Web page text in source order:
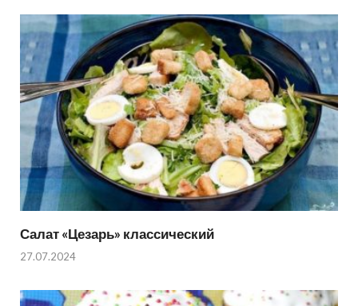
Салат «Цезарь» классический
27.07.2024